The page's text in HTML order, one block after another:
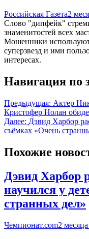
Российская Газета2
Слово "дипфейк"
знаменитостей всех
Мошенники
суперзвезд и ими
интересах.
Навигация по
Предыдущая: Актер
Кристофер Нолан
Далее: Дэвид Харбор
съёмках «Очень
Похожие
Дэвид Харбор
научился у
странных дел»
Чемпионат.com2